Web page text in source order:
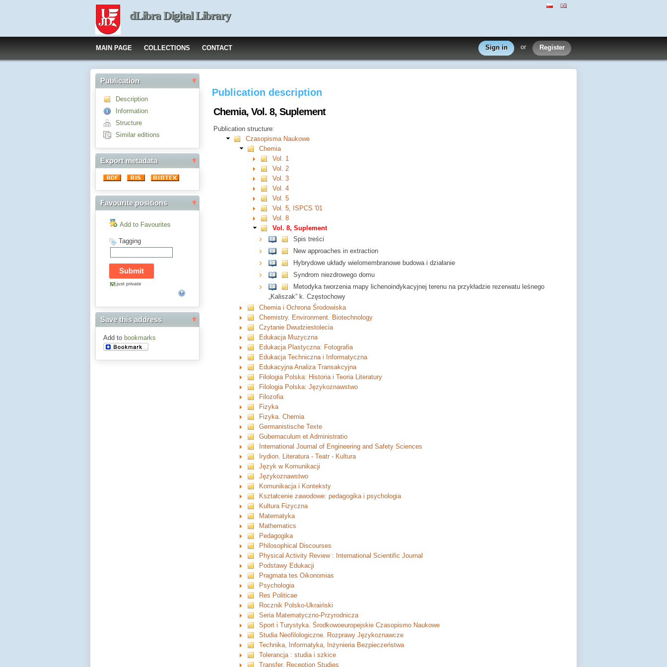
dLibra Digital Library
MAIN PAGE COLLECTIONS CONTACT Sign in or Register
Publication
Description
Information
Structure
Similar editions
Export metadata
Favourite positions
Add to Favourites
Tagging
just private
Save this address
Add to bookmarks
Publication description
Chemia, Vol. 8, Suplement
Publication structure:
Czasopisma Naukowe
Chemia
Vol. 1
Vol. 2
Vol. 3
Vol. 4
Vol. 5
Vol. 5, ISPCS '01
Vol. 8
Vol. 8, Suplement
Spis treści
New approaches in extraction
Hybrydowe układy wielomembranowe budowa i działanie
Syndrom niezdrowego domu
Metodyka tworzenia mapy lichenoindykacyjnej terenu na przykładzie rezerwatu leśnego
„Kaliszak” k. Częstochowy
Chemia i Ochrona Środowiska
Chemistry. Environment. Biotechnology
Czytanie Dwudziestolecia
Edukacja Muzyczna
Edukacja Plastyczna: Fotografia
Edukacja Techniczna i Informatyczna
Edukacyjna Analiza Transakcyjna
Filologia Polska: Historia i Teoria Literatury
Filologia Polska: Językoznawstwo
Filozofia
Fizyka
Fizyka. Chemia
Germanistische Texte
Gubernaculum et Administratio
International Journal of Engineering and Safety Sciences
Irydion. Literatura - Teatr - Kultura
Język w Komunikacji
Językoznawstwo
Komunikacja i Konteksty
Kształcenie zawodowe: pedagogika i psychologia
Kultura Fizyczna
Matematyka
Mathematics
Pedagogika
Philosophical Discourses
Physical Activity Review : International Scientific Journal
Podstawy Edukacji
Pragmata tes Oikonomias
Psychologia
Res Politicae
Rocznik Polsko-Ukraiński
Seria Matematyczno-Przyrodnicza
Sport i Turystyka. Środkowoeuropejskie Czasopismo Naukowe
Studia Neofilologiczne. Rozprawy Językoznawcze
Technika, Informatyka, Inżynieria Bezpieczeństwa
Tolerancja : studia i szkice
Transfer. Reception Studies